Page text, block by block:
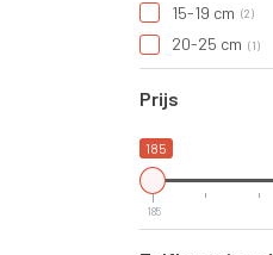
15-19 cm 2
20-25 cm 1
Prijs
185
185